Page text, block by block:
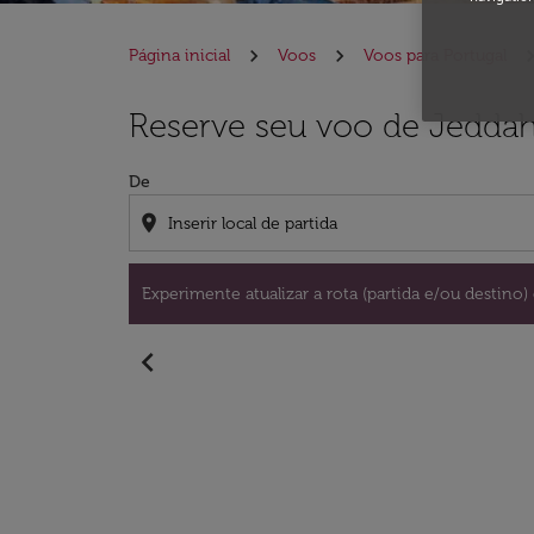
Página inicial Voos Voos para Portugal
Reserve seu voo de
De
location_on
Experimente atualizar a rota (partida e/ou
Experimente atualizar a rota (partida e/ou
chevron_left